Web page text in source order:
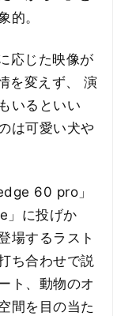
的。
応じた映像が
を変えず、 演
いるといい
は可愛い犬や
60 pro」
」に投げか
場するラスト
ち合わせで説
ト、動物のオ
間を目の当た